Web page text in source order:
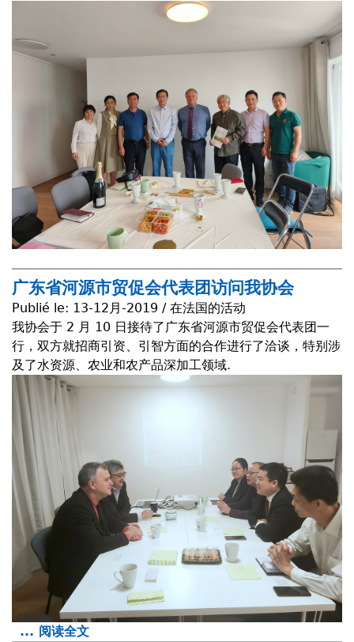
广东省河源市贸促会代表团访问我协会
Publié le: 13-12月-2019 / 在法国的活动
我协会于 2 月 10 日接待了广东省河源市贸促会代表团一
行，双方就招商引资、引智方面的合作进行了洽谈，特别涉
及了水资源、农业和农产品深加工领域.
... 阅读全文